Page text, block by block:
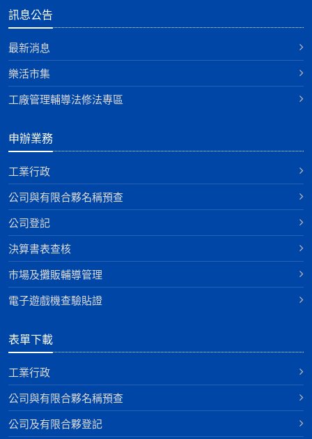
訊息公告
最新消息
樂活市集
工廠管理輔導法修法專區
申辦業務
工業行政
公司與有限合夥名稱預查
公司登記
決算書表查核
巿場及攤販輔導管理
電子遊戲機查驗貼證
表單下載
工業行政
公司與有限合夥名稱預查
公司及有限合夥登記